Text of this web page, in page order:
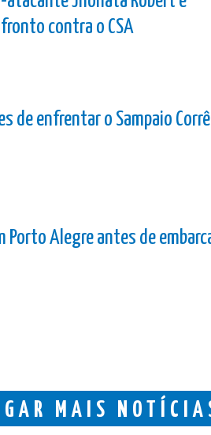
contra o CSA
de enfrentar o Sampaio
Alegre antes de
MAIS